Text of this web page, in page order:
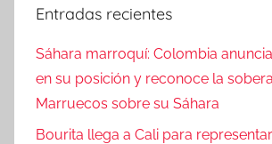
Entradas recientes
Sáhara marroquí: Colombia
en su posición y reconoce la
Marruecos sobre su Sáhara
Bourita llega a Cali para